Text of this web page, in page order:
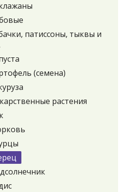
патиссоны, тыквы и
(семена)
растения